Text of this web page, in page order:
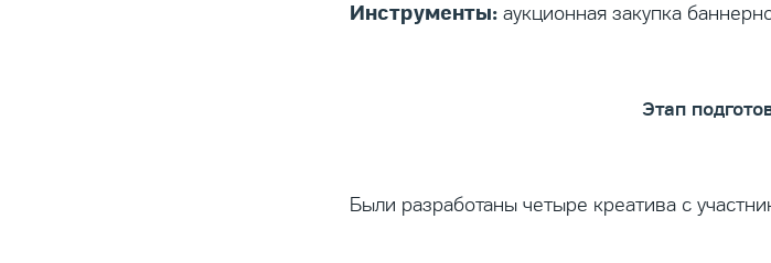
Инструменты: аукционная закупка
Этап
Были разработаны четыре креатива с